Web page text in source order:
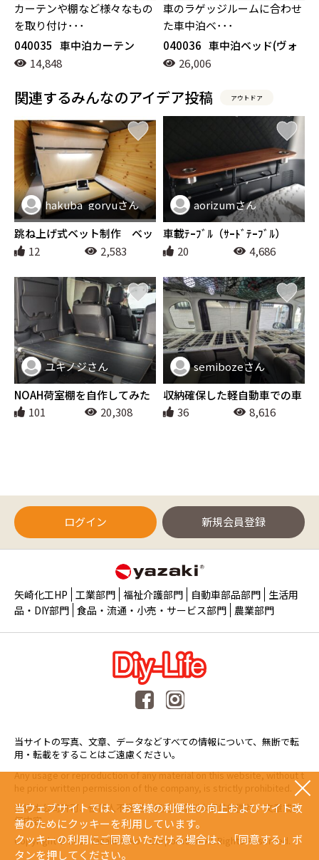
カーテンや棚など様々なもの
を取り付け･･･
040035 車中泊カーテン
14,848
車のラゲッジルームに合わせ
た車中泊ベ･･･
040036 車中泊ベッド(ヴォ
クシー)
26,006
関連するみんなのアイデア投稿 アウトドア
アウトドア
hakuba_goryuさん
跳ね上げ式ベット制作 ベッ
ト からの～～書斎スペー
ス からの～～マルチスペー
荷台も跳ね上げで積み下ろ
し楽々
12 2,583
アウトドア
aorizumさん
車載ﾃｰﾌﾞﾙ（ｻｰﾄﾞﾃｰﾌﾞﾙ）
20
4,686
アウトドア
ユキノジさん
NOAH荷室棚を自作してみた
101
20,308
アウトドア
semibozeさん
収納確保した軽自動車での車
中泊ベッド
36 8,616
ログイン 新規会員登録
矢崎化工HP 工業部門 福祉介護部門 自動車部品部門 生活用
品・DIY部門 食品・流通・小売・サービス部門 農業部門
当サイトの写真、文章、データなどすべての情報について、無断で転
用・転載をすることはご遠慮ください。
Any usage or reproduction of any material on this website, without t
he prior written permission of the company, is strictly prohibited.
未經本公司許可、任何人不得擅自使用或複製本網站的圖片、文章或任
何内容。
Copyright © 2015 Yazaki Kako Corporation. All Rights Reserved.
当ウェブサイトでは、お客様の利便性の向上およびサイト改
善のためにクッキーを利用しています。
クッキーの利用にご同意いただける場合は、「同意する」ボ
タンを押してください。